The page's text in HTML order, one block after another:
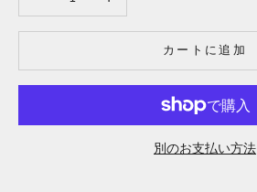
カートに追加
別のお支払い方法